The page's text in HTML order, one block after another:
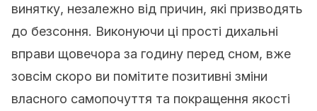
винятку, незалежно від причин, які призводять
до безсоння. Виконуючи ці прості дихальні
вправи щовечора за годину перед сном, вже
зовсім скоро ви помітите позитивні зміни
власного самопочуття та покращення якості